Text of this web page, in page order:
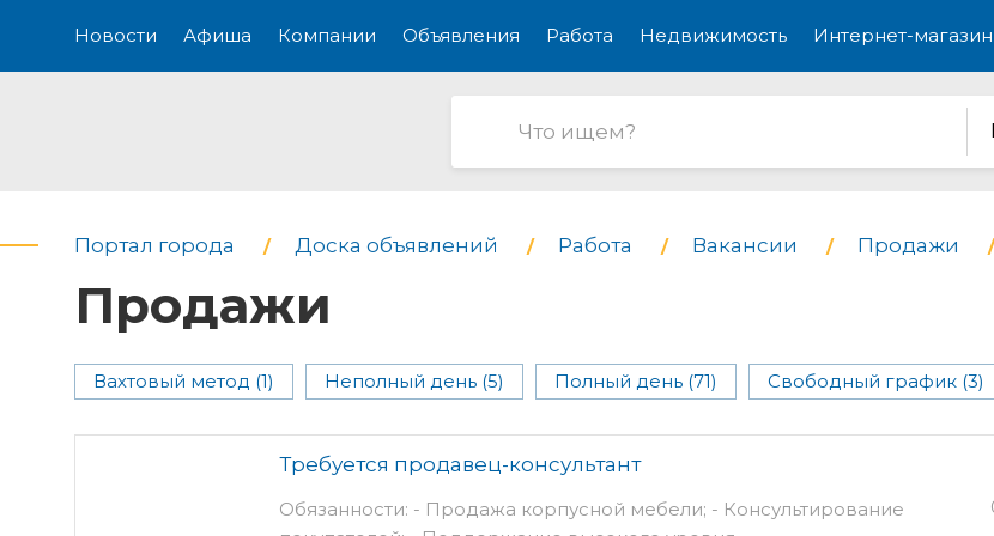
Новости Афиша Компании Объявления Работа Недвижимость Интернет-магазин
Портал города Доска объявлений Работа Вакансии Продажи
Продажи
Вахтовый метод (1) Неполный день (5) Полный день (71) Свободный график (3)
Требуется продавец-консультант
Обязанности: - Продажа корпусной мебели; - Консультирование